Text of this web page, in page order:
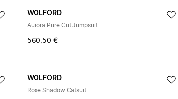
WOLFORD
Aurora Pure Cut Jumpsuit
560,50 €
WOLFORD
Rose Shadow Catsuit